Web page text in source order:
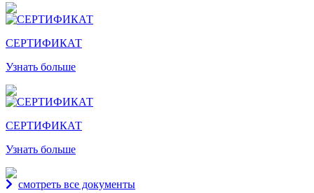
СЕРТИФИКАТ
Узнать больше
СЕРТИФИКАТ
Узнать больше
смотреть все документы